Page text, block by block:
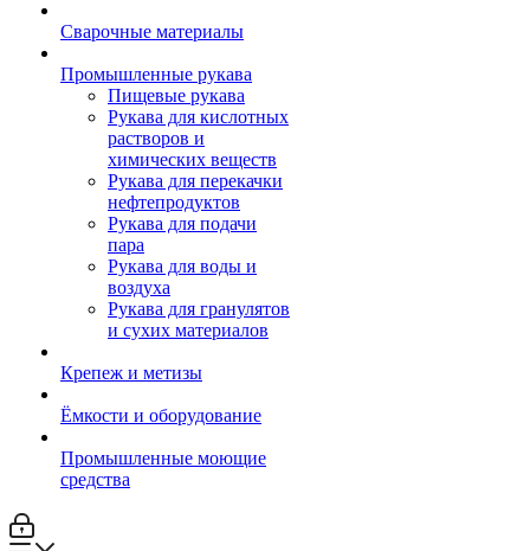
Сварочные материалы
Промышленные рукава
Пищевые рукава
Рукава для кислотных
растворов и
химических веществ
Рукава для перекачки
нефтепродуктов
Рукава для подачи
пара
Рукава для воды и
воздуха
Рукава для гранулятов
и сухих материалов
Крепеж и метизы
Ёмкости и оборудование
Промышленные моющие
средства